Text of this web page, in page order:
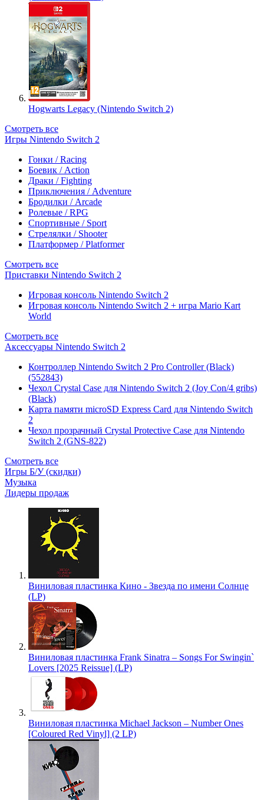
Hogwarts Legacy (Nintendo Switch 2)
Смотреть все
Игры Nintendo Switch 2
Гонки / Racing
Боевик / Action
Драки / Fighting
Приключения / Adventure
Бродилки / Arcade
Ролевые / RPG
Спортивные / Sport
Стрелялки / Shooter
Платформер / Platformer
Смотреть все
Приставки Nintendo Switch 2
Игровая консоль Nintendo Switch 2
Игровая консоль Nintendo Switch 2 + игра Mario Kart
World
Смотреть все
Аксессуары Nintendo Switch 2
Контроллер Nintendo Switch 2 Pro Controller (Black)
(552843)
Чехол Сrystal Сase для Nintendo Switch 2 (Joy Con/4 gribs)
(Black)
Карта памяти microSD Express Card для Nintendo Switch
2
Чехол прозрачный Crystal Protective Case для Nintendo
Switch 2 (GNS-822)
Смотреть все
Игры Б/У (скидки)
Музыка
Лидеры продаж
Виниловая пластинка Кино - Звезда по имени Солнце
(LP)
Виниловая пластинка Frank Sinatra – Songs For Swingin`
Lovers [2025 Reissue] (LP)
Виниловая пластинка Michael Jackson – Number Ones
[Coloured Red Vinyl] (2 LP)